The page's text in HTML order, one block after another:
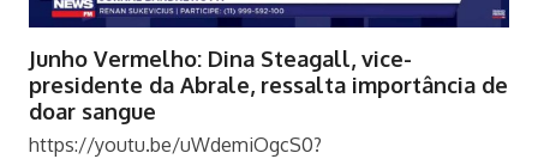
Junho Vermelho: Dina Steagall, vice-
presidente da Abrale, ressalta importância de
doar sangue
https://youtu.be/uWdemiOgcS0?